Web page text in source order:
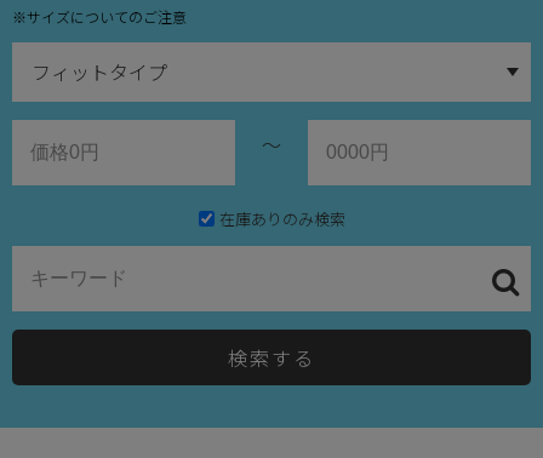
※サイズについてのご注意
～
在庫ありのみ検索
検索する